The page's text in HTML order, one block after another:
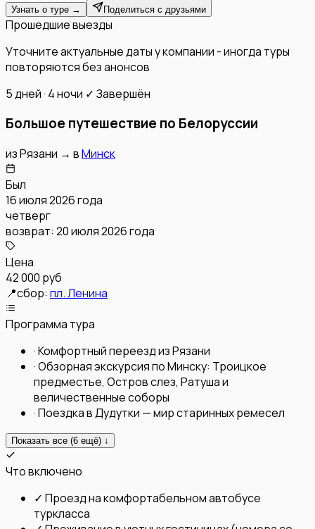
Узнать о туре → Поделиться с друзьями
Прошедшие выезды
Уточните актуальные даты у компании - иногда туры
повторяются без анонсов
5 дней · 4 ночи ✓ Завершён
Большое путешествие по Белоруссии
изРязани → вМинск
Был
16 июля 2026 года
четверг
возврат: 20 июля 2026 года
Цена
42 000 руб
📍сбор: пл. Ленина
Программа тура
·Комфортный переезд из Рязани
·Обзорная экскурсия по Минску: Троицкое
предместье, Остров слез, Ратуша и
величественные соборы
·Поездка в Дудутки — мир старинных ремесел
Показать все (6 ещё) ↓
Что включено
✓ Проезд на комфортабельном автобусе
туркласса